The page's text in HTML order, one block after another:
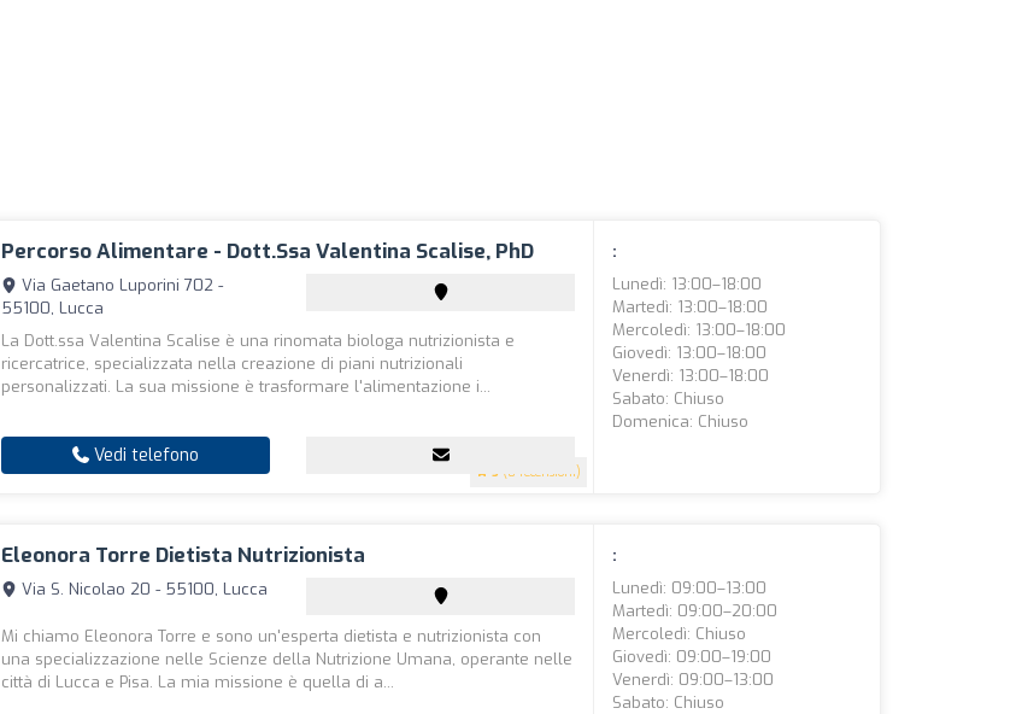
Percorso Alimentare - Dott.ssa Valentina Scalise, PhD
5 (8 recensioni)
Via Gaetano Luporini 702 -
55100, Lucca
La Dott.ssa Valentina Scalise è una rinomata biologa nutrizionista e
ricercatrice, specializzata nella creazione di piani nutrizionali
personalizzati. La sua missione è trasformare l'alimentazione i...
Vedi telefono
:
Lunedì: 13:00–18:00
Martedì: 13:00–18:00
Mercoledì: 13:00–18:00
Giovedì: 13:00–18:00
Venerdì: 13:00–18:00
Sabato: Chiuso
Domenica: Chiuso
Eleonora Torre Dietista Nutrizionista
Via S. Nicolao 20 - 55100, Lucca
Mi chiamo Eleonora Torre e sono un'esperta dietista e nutrizionista con
una specializzazione nelle Scienze della Nutrizione Umana, operante nelle
città di Lucca e Pisa. La mia missione è quella di a...
:
Lunedì: 09:00–13:00
Martedì: 09:00–20:00
Mercoledì: Chiuso
Giovedì: 09:00–19:00
Venerdì: 09:00–13:00
Sabato: Chiuso